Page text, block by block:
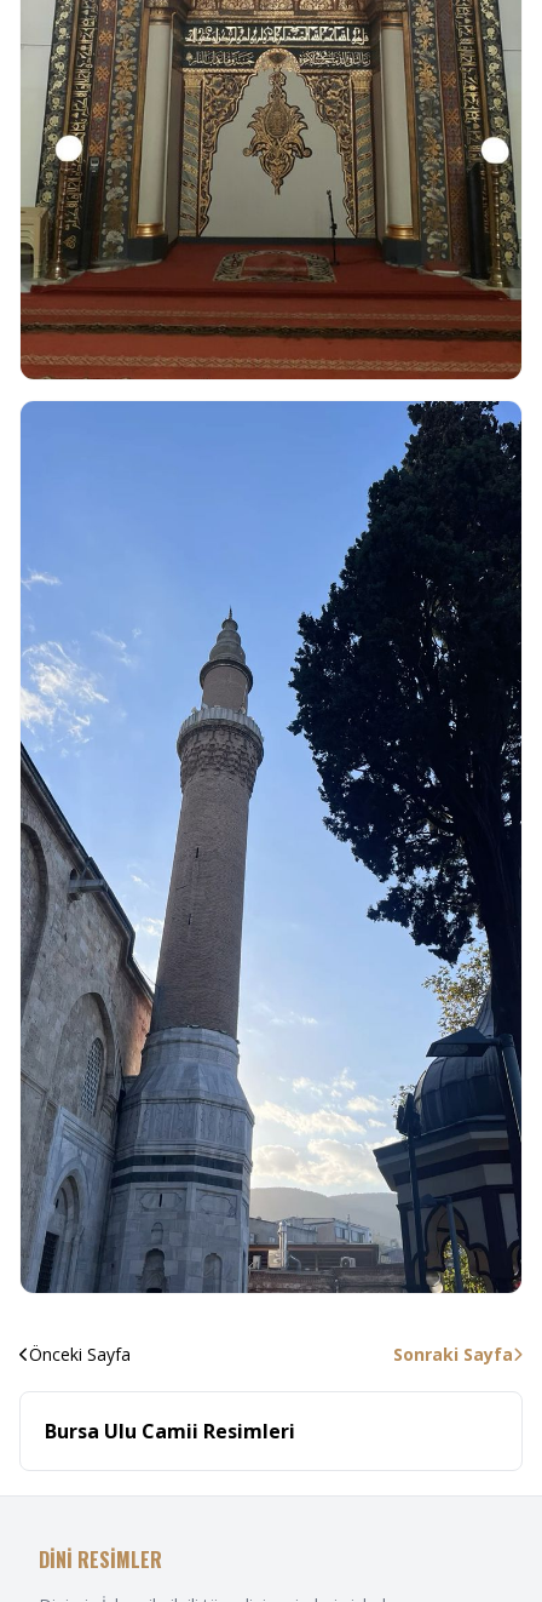
Önceki Sayfa Sonraki Sayfa
Bursa Ulu Camii Resimleri
DİNİ RESİMLER